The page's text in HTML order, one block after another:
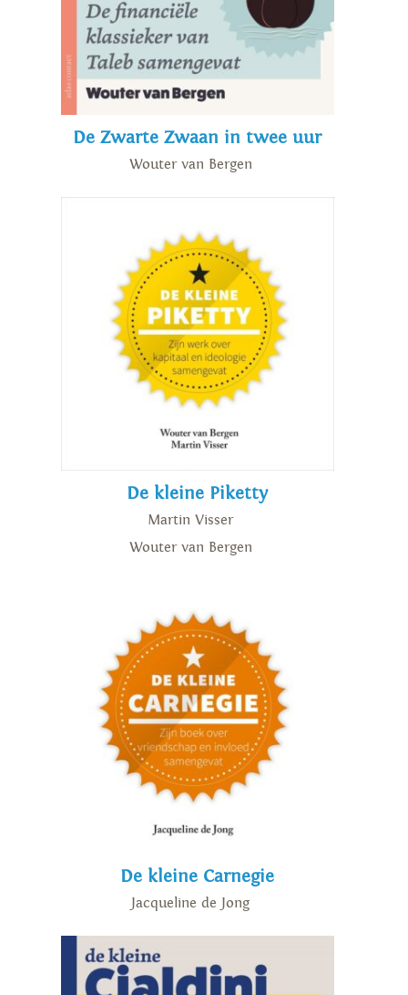
De Zwarte Zwaan in twee uur
Wouter van Bergen
De kleine Piketty
Martin Visser
Wouter van Bergen
De kleine Carnegie
Jacqueline de Jong